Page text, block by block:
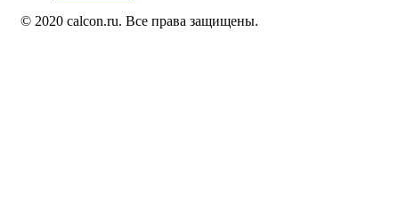
© 2020 calcon.ru. Все права защищены.